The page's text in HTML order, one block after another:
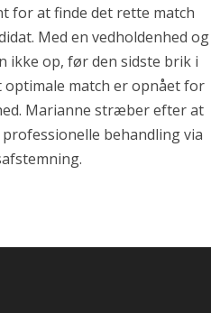
for at finde det rette match
Med en vedholdenhed og
ikke op, før den sidste brik i
match er opnået for
Marianne stræber efter at
behandling via